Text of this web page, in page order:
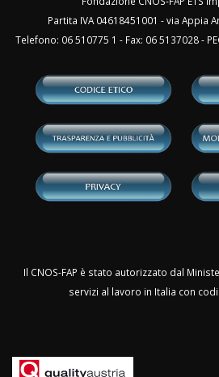
Partita IVA 04618451001 - via Appia
Telefono: 06 510775 1 - Fax: 06 5137028 -
Il CNOS-FAP è stato autorizzato dal
servizi al lavoro in Italia con